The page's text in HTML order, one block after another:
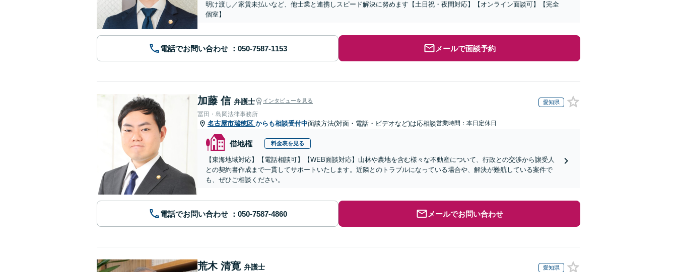
明け渡し／家賃未払いなど、他士業と連携しスピード解決に努めます【土日祝・夜間対応】【オンライン面談可】【完全
個室】
電話でお問い合わせ メールで面談予約
加藤 信 弁護士 インタビューを見る 愛知県
冨田・島岡法律事務所
名古屋市瑞穂区 からも相談受付中面談方法(対面・電話・ビデオなど)は応相談営業時間：本日定休日
借地権 料金表を見る
【東海地域対応】【電話相談可】【WEB面談対応】山林や農地を含む様々な不動産について、行政との交渉から譲受人
との契約書作成まで一貫してサポートいたします。近隣とのトラブルになっている場合や、解決が難航している案件で
も、ぜひご相談ください。
電話でお問い合わせ メールでお問い合わせ
荒木 清寛 弁護士 愛知県